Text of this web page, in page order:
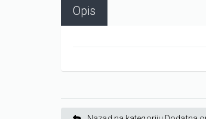
Opis